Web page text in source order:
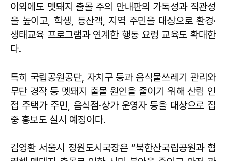
이외에도 멧돼지 출몰 주의 안내판의 가독성과 직관성
을 높이고, 학생, 등산객, 지역 주민을 대상으로 환경·
생태교육 프로그램과 연계한 행동 요령 교육도 확대한
다.
특히 국립공원공단, 자치구 등과 음식물쓰레기 관리와
무단 경작 등 멧돼지 출몰 원인을 줄이기 위해 산림 인
접 주택가 주민, 음식점·상가 운영자 등을 대상으로 집
중 홍보도 실시 예정이다.
김영환 서울시 정원도시국장은 “북한산국립공원과 협